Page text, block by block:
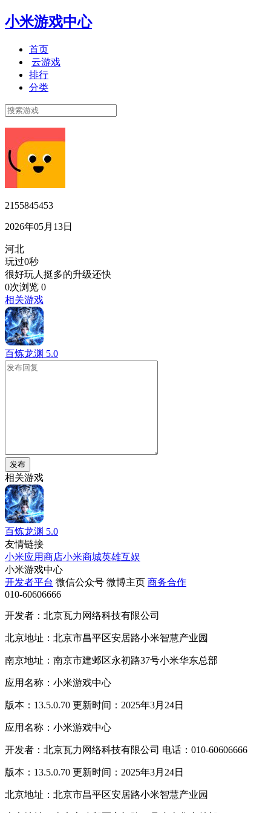
小米游戏中心
首页
云游戏
排行
分类
2155845453
2026年05月13日
河北
玩过0秒
很好玩人挺多的升级还快
0次浏览 0
相关游戏
百炼龙渊 5.0
发布
相关游戏
百炼龙渊 5.0
友情链接
小米应用商店小米商城英雄互娱
小米游戏中心
开发者平台 微信公众号 微博主页 商务合作
010-60606666
开发者：北京瓦力网络科技有限公司
北京地址：北京市昌平区安居路小米智慧产业园
南京地址：南京市建邺区永初路37号小米华东总部
应用名称：小米游戏中心
版本：13.5.0.70 更新时间：2025年3月24日
应用名称：小米游戏中心
开发者：北京瓦力网络科技有限公司 电话：010-60606666
版本：13.5.0.70 更新时间：2025年3月24日
北京地址：北京市昌平区安居路小米智慧产业园